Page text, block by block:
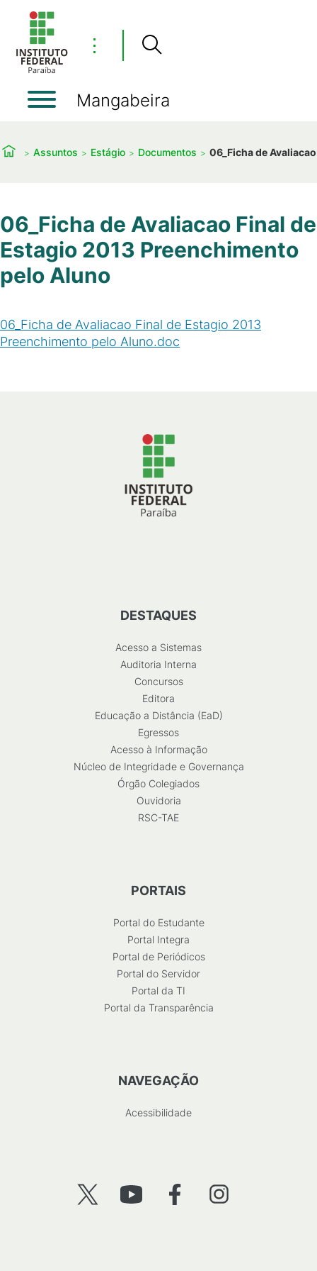
⋮
Mangabeira
Assuntos Estágio Documentos 06_Ficha de
06_Ficha de Avaliacao Final de
Estagio 2013 Preenchimento
pelo Aluno
06_Ficha de Avaliacao Final de Estagio 2013
Preenchimento pelo Aluno.doc
DESTAQUES
Acesso a Sistemas
Auditoria Interna
Concursos
Editora
Educação a Distância (EaD)
Egressos
Acesso à Informação
Núcleo de Integridade e Governança
Órgão Colegiados
Ouvidoria
RSC-TAE
PORTAIS
Portal do Estudante
Portal Integra
Portal de Periódicos
Portal do Servidor
Portal da TI
Portal da Transparência
NAVEGAÇÃO
Acessibilidade